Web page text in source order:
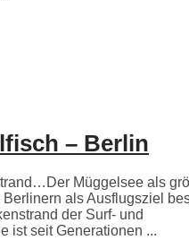
– Berlin
Müggelsee als
als Ausflugsziel
der Surf- und
ist seit Generationen ...